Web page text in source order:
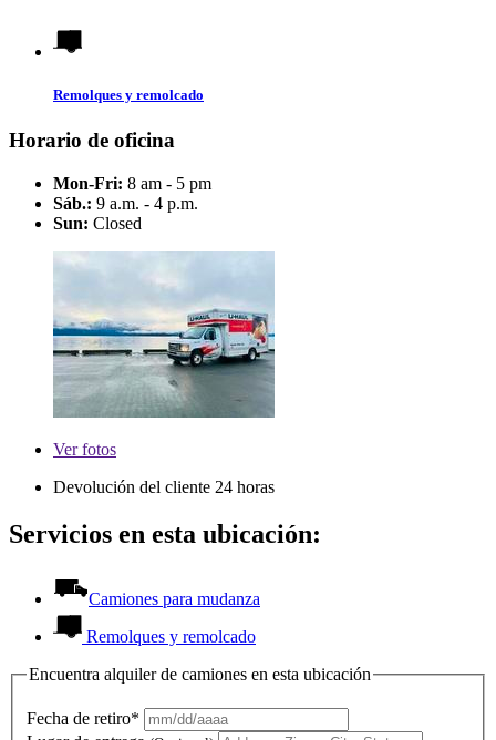
Remolques y remolcado
Horario de oficina
Mon-Fri: 8 am - 5 pm
Sáb.: 9 a.m. - 4 p.m.
Sun: Closed
Verfotos
Devolución del cliente 24 horas
Servicios en esta ubicación:
Camiones para mudanza
Remolques y remolcado
Encuentra alquiler de camiones en esta ubicación
Fecha de retiro*